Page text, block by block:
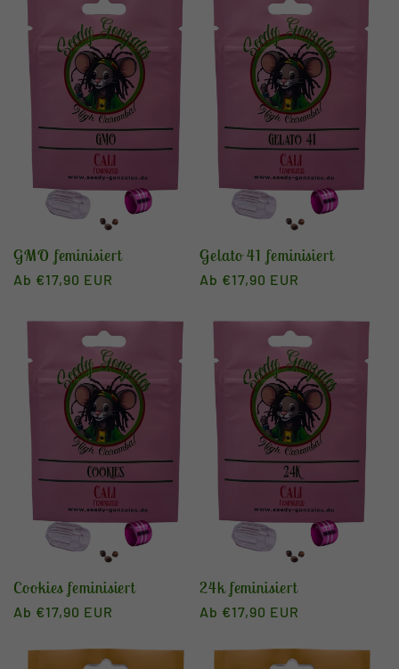
GMO feminisiert
Normaler
Ab €17,90 EUR
Gelato 41 feminisiert
Normaler
Ab €17,90 EUR
Cookies feminisiert
Normaler
Ab €17,90 EUR
24k feminisiert
Normaler
Ab €17,90 EUR